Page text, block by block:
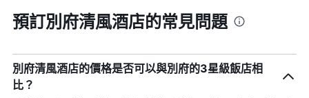
預訂別府清風酒店的常見問題
別府清風酒店的價格是否可以與別府的3星級飯店相
比？